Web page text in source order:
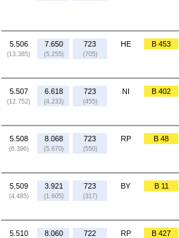
5.506
(13.385)
7.650
(5.255)
723
(705)
HE B 453
5.507
(12.752)
6.618
(4.233)
723
(455)
NI B 402
5.508
(6.396)
8.068
(5.670)
723
(550)
RP B 48
5.509
(4.485)
3.921
(1.605)
723
(317)
BY B 11
5.510 8.060 722 RP B 427